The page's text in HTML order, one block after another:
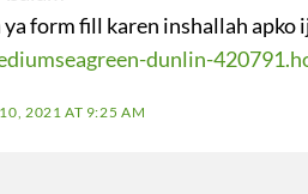
ya form fill karen inshallah apko
dunlin-
2021 AT 9:25 AM